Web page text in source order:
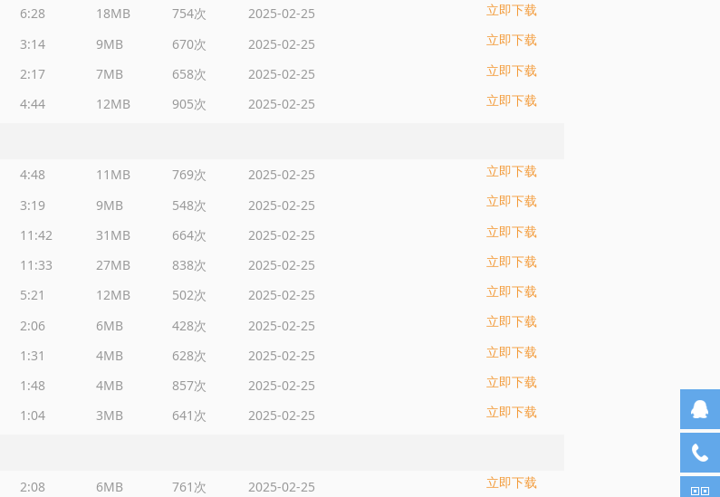
6:28 18MB 754次 2025-02-25
立即下载
3:14 9MB 670次 2025-02-25
立即下载
2:17 7MB 658次 2025-02-25
立即下载
4:44 12MB 905次 2025-02-25 立即下载
4:48 11MB 769次 2025-02-25
立即下载
3:19 9MB 548次 2025-02-25
立即下载
11:42 31MB 664次 2025-02-25
立即下载
11:33 27MB 838次 2025-02-25
立即下载
5:21 12MB 502次 2025-02-25
立即下载
2:06 6MB 428次 2025-02-25
立即下载
1:31 4MB 628次 2025-02-25
立即下载
1:48 4MB 857次 2025-02-25
立即下载
1:04 3MB 641次 2025-02-25 立即下载
2:08 6MB 761次 2025-02-25 立即下载